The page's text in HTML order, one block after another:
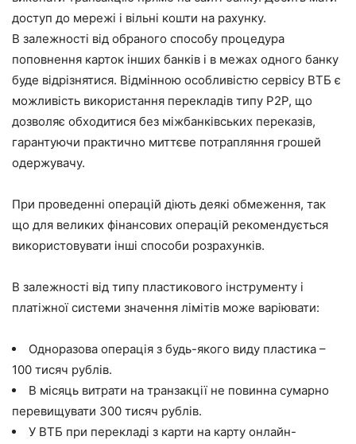
доступ до мережі і вільні кошти на рахунку.
В залежності від обраного способу процедура
поповнення карток інших банків і в межах одного банку
буде відрізнятися. Відмінною особливістю сервісу ВТБ є
можливість використання перекладів типу Р2Р, що
дозволяє обходитися без міжбанківських переказів,
гарантуючи практично миттєве потрапляння грошей
одержувачу.
При проведенні операцій діють деякі обмеження, так
що для великих фінансових операцій рекомендується
використовувати інші способи розрахунків.
В залежності від типу пластикового інструменту і
платіжної системи значення лімітів може варіювати:
Одноразова операція з будь-якого виду пластика –
100 тисяч рублів.
В місяць витрати на транзакції не повинна сумарно
перевищувати 300 тисяч рублів.
У ВТБ при перекладі з карти на карту онлайн-